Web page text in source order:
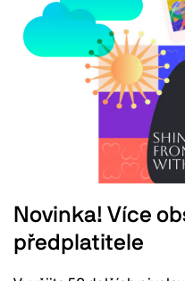
Novinka! Více
předplatitele